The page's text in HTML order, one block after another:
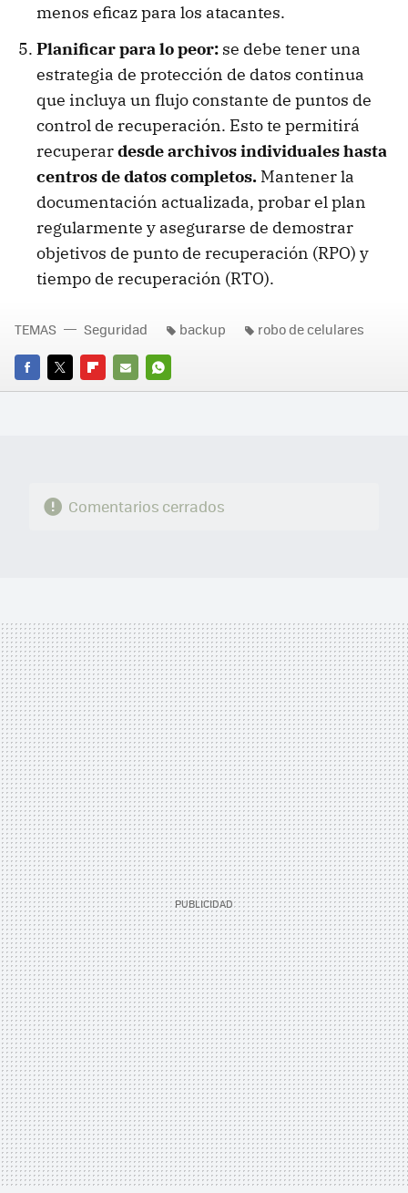
menos eficaz para los atacantes.
Planificar para lo peor: se debe tener una
estrategia de protección de datos continua
que incluya un flujo constante de puntos de
control de recuperación. Esto te permitirá
recuperardesde archivos individuales hasta
centros de datos completos. Mantener la
documentación actualizada, probar el plan
regularmente y asegurarse de demostrar
objetivos de punto de recuperación (RPO) y
tiempo de recuperación (RTO).
FACEBOOK
TWITTERFLIPBOARD
E-
WHATSAPP
TEMAS Seguridad backup robo de celulares
Comentarios cerrados